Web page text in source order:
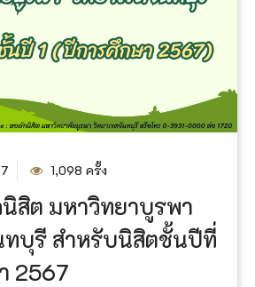
1,098 ครั้ง
สิต มหาวิทยาบูรพา
ทบุรี สำหรับนิสิตชั้นปีที่
2567